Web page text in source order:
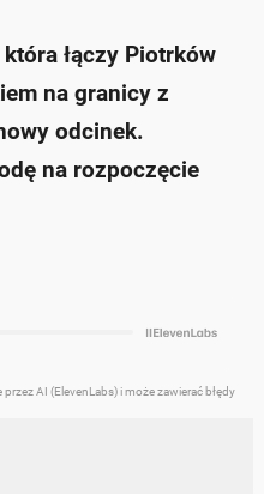
łączy Piotrków
na granicy z
odcinek.
na rozpoczęcie
AI (ElevenLabs) i może zawierać błędy